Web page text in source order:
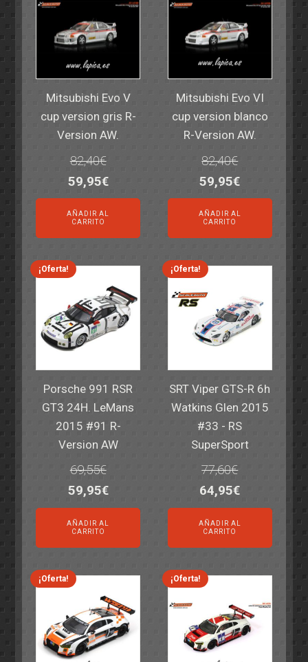
Mitsubishi Evo V
cup version gris R-
Version AW.
82,40€
El
precio
original
era:
82,40€.
59,95€El
precio
es:
59,95€.
AÑADIR AL
CARRITO
Mitsubishi Evo VI
cup version blanco
R-Version AW.
82,40€
El
precio
original
era:
82,40€.
59,95€El
precio
es:
59,95€.
AÑADIR AL
CARRITO
¡Oferta!
Porsche 991 RSR
GT3 24H. LeMans
2015 #91 R-
Version AW
69,55€
El
precio
original
era:
69,55€.
59,95€El
precio
actual
es:
59,95€.
AÑADIR AL
CARRITO
¡Oferta!
SRT Viper GTS-R 6h
Watkins Glen 2015
#33 - RS
SuperSport
77,60€
El
precio
original
era:
77,60€.
64,95€El
precio
actual
es:
64,95€.
AÑADIR AL
CARRITO
¡Oferta! ¡Oferta!